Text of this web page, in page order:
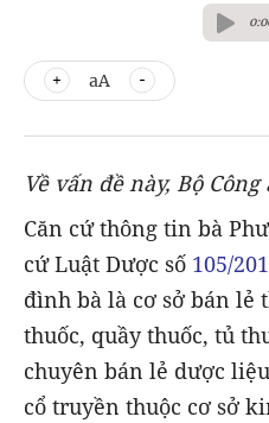
aA
Về vấn đề này, Bộ
Căn cứ thông tin bà
cứ Luật Dược số 105/
đình bà là cơ sở bán lẻ
thuốc, quầy thuốc, tủ
chuyên bán lẻ dược
cổ truyền thuộc cơ sở